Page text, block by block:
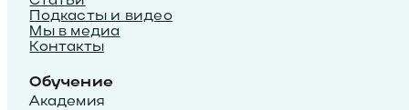
Подкасты и видео
Мы в медиа
Контакты
Обучение
Академия